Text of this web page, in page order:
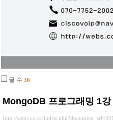
글 수 36
MongoDB 프로그래밍 1
http://webs.co.kr/